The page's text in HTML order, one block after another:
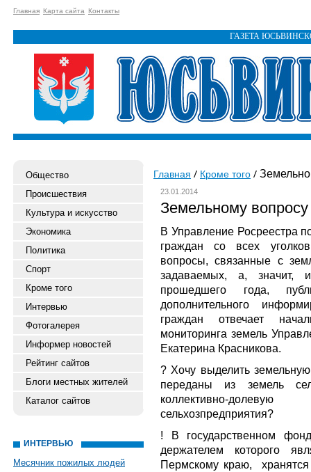
Главная Карта сайта Контакты
ГАЗЕТА
Общество
Происшествия
Культура и искусство
Экономика
Политика
Спорт
Кроме того
Интервью
Фотогалерея
Информер новостей
Рейтинг сайтов
Блоги местных жителей
Каталог сайтов
ИНТЕРВЬЮ
Месячник пожилых людей
Главная Кроме того
23.01.2014
Земельному вопросу
В Управление Росреестра
граждан со всех
вопросы, связанные с
задаваемых, а,
прошедшего года,
дополнительного
граждан отвечает
мониторинга земель
Екатерина Красникова.
? Хочу выделить
переданы из земель
коллективно-
сельхозпредприятия?
! В государственном
держателем которого
Пермскому краю, хранятся